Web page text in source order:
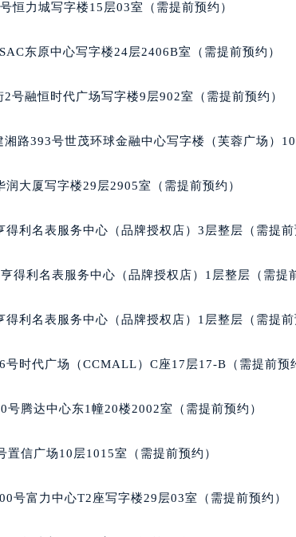
市新抚区东一路理查德米勒售后服务中心（需提前
岛市连山区中央路理查德米勒售后服务中心（需提
市白塔区新运大街理查德米勒售后服务中心（需提
市银州区南马路理查德米勒售后服务中心（需提前
市沈河区中街路137号亨得利名表维修授权店1楼理
区建国门外大街甲6号华熙国际中心D座11层1102
市竞秀区朝阳北大街北国先天下理查德米勒售后服
区巴彦淖尔市临河区新华街理查德米勒售后服务中
区赤峰市红山区哈达街理查德米勒售后服务中心（
区呼伦贝尔市海拉尔区中央街理查德米勒售后服务
区乌海市海勃湾区人民南路理查德米勒售后服务中
区锡林郭勒盟市锡林浩特市光明街与额尔敦路交叉
恒力城写字楼15层03室（需提前预约）
东原中心写字楼24层2406B室（需提前预约）
号融恒时代广场写字楼9层902室（需提前预约）
路393号世茂环球金融中心写字楼（芙蓉广场）
大厦写字楼29层2905室（需提前预约）
利名表服务中心（品牌授权店）3层整层（需提前
得利名表服务中心（品牌授权店）1层整层（需提
利名表服务中心（品牌授权店）1层整层（需提前
时代广场（CCMALL）C座17层17-B（需提前预
号腾达中心东1幢20楼2002室（需提前预约）
信广场10层1015室（需提前预约）
号富力中心T2座写字楼29层03室（需提前预约）